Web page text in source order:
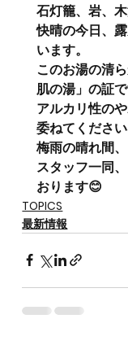
石灯籠、岩、
快晴の今日、
います。
このお湯の清
肌の湯」の証
アルカリ性の
委ねてくださ
梅雨の晴れ間
スタッフ一同
おります😊
TOPICS
最新情報